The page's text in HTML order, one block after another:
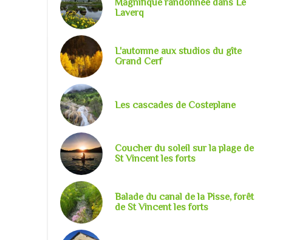
Magnifique randonnée dans Le
Laverq
L'automne aux studios du gîte
Grand Cerf
Les cascades de Costeplane
Coucher du soleil sur la plage de
St Vincent les forts
Balade du canal de la Pisse, forêt
de St Vincent les forts